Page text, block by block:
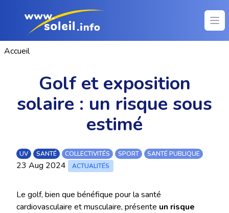
Accueil
Golf et exposition
solaire : un risque sous
estimé
UV SANTÉ COLLECTIVITÉS SPORT SANTÉ PUBLIQUE
23 Aug 2024 ACTUALITÉS
Le golf, bien que bénéfique pour la santé
cardiovasculaire et musculaire, présente un risque